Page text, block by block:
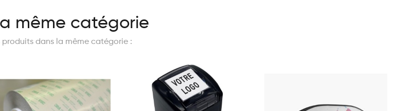
même catégorie
produits dans la même catégorie :